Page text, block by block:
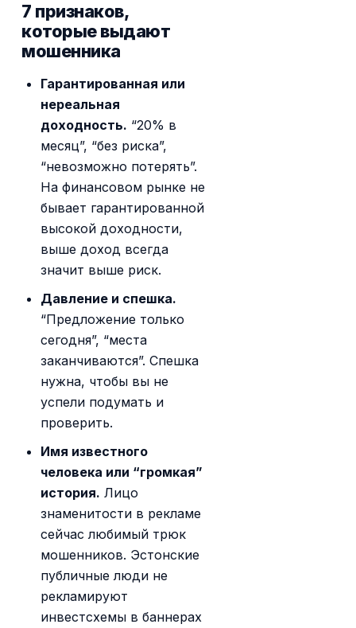
7 признаков,
которые выдают
мошенника
Гарантированная или
нереальная
доходность. “20% в
месяц”, “без риска”,
“невозможно потерять”.
На финансовом рынке не
бывает гарантированной
высокой доходности,
выше доход всегда
значит выше риск.
Давление и спешка.
“Предложение только
сегодня”, “места
заканчиваются”. Спешка
нужна, чтобы вы не
успели подумать и
проверить.
Имя известного
человека или “громкая”
история. Лицо
знаменитости в рекламе
сейчас любимый трюк
мошенников. Эстонские
публичные люди не
рекламируют
инвестсхемы в баннерах